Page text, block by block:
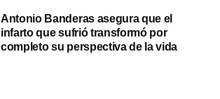
Antonio Banderas asegura que el
infarto que sufrió transformó por
completo su perspectiva de la vida